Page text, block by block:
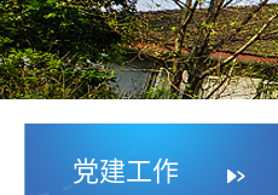
党建工作